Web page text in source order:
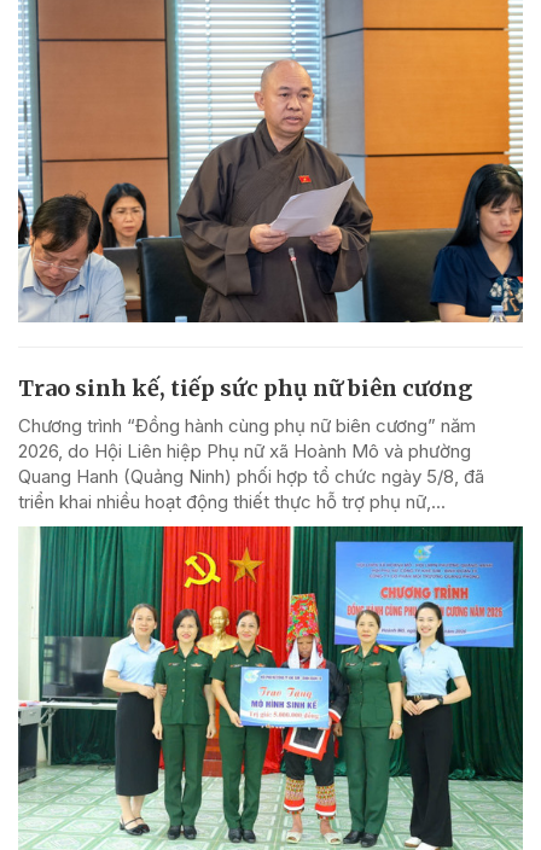
Trao sinh kế, tiếp sức phụ nữ biên cương
Chương trình “Đồng hành cùng phụ nữ biên cương” năm
2026, do Hội Liên hiệp Phụ nữ xã Hoành Mô và phường
Quang Hanh (Quảng Ninh) phối hợp tổ chức ngày 5/8, đã
triển khai nhiều hoạt động thiết thực hỗ trợ phụ nữ,...